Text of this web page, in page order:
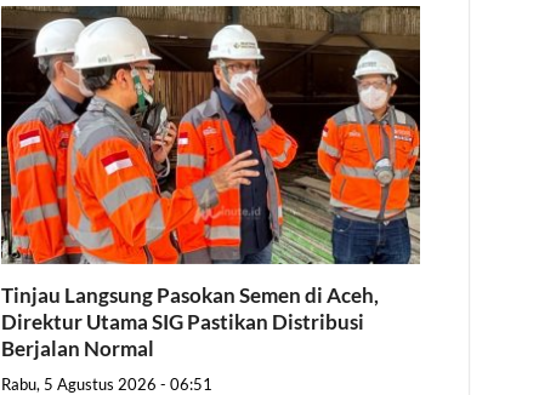
Tinjau Langsung Pasokan Semen di Aceh,
Direktur Utama SIG Pastikan Distribusi
Berjalan Normal
Rabu, 5 Agustus 2026 - 06:51